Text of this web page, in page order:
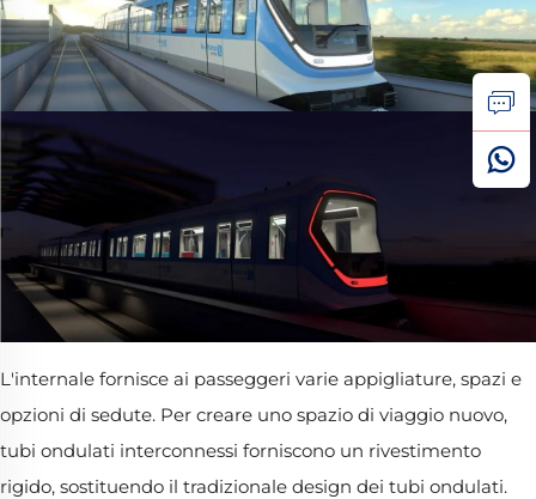
L'internale fornisce ai passeggeri varie appigliature, spazi e
opzioni di sedute. Per creare uno spazio di viaggio nuovo,
tubi ondulati interconnessi forniscono un rivestimento
rigido, sostituendo il tradizionale design dei tubi ondulati.